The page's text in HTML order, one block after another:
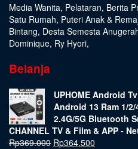
Media Wanita, Pelataran, Berita
Satu Rumah, Puteri Anak &
Bintang, Desta Semesta
Dominique, Ry Hyori,
Belanja
UPHOME Android
Android 13 Ram 1/2/
2.4G/5G Bluetooth
CHANNEL TV & Film & APP -
Rp369.000 Rp364.500